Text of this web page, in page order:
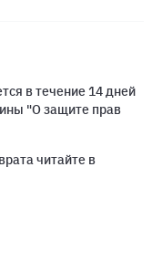
в течение 14 дней
"О защите прав
читайте в